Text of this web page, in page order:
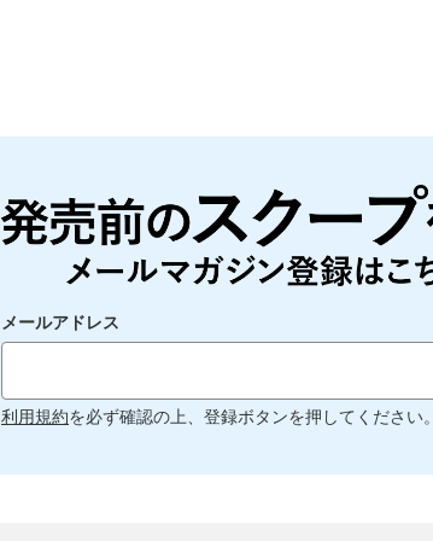
メールアドレス
利用規約を必ず確認の上、登録ボタンを押してください。